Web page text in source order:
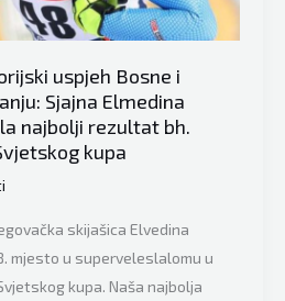
uspjeh Bosne i
Sjajna Elmedina
najbolji rezultat bh.
kupa
skijašica Elvedina
mjesto u superveleslalomu u
kupa. Naša najbolja